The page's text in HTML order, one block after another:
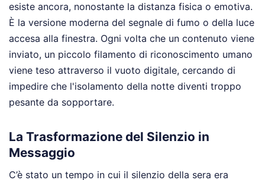
esiste ancora, nonostante la distanza fisica o emotiva.
È la versione moderna del segnale di fumo o della luce
accesa alla finestra. Ogni volta che un contenuto viene
inviato, un piccolo filamento di riconoscimento umano
viene teso attraverso il vuoto digitale, cercando di
impedire che l'isolamento della notte diventi troppo
pesante da sopportare.
La Trasformazione del Silenzio in
Messaggio
C’è stato un tempo in cui il silenzio della sera era